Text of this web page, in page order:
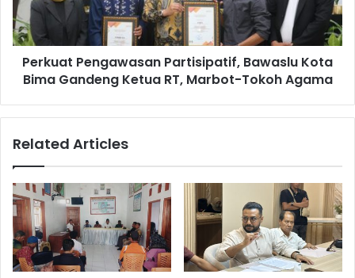
Perkuat Pengawasan Partisipatif, Bawaslu Kota
Bima Gandeng Ketua RT, Marbot-Tokoh Agama
Related Articles